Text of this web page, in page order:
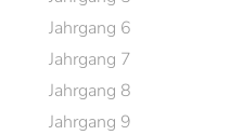
Jahrgang 6
Jahrgang 7
Jahrgang 8
Jahrgang 9